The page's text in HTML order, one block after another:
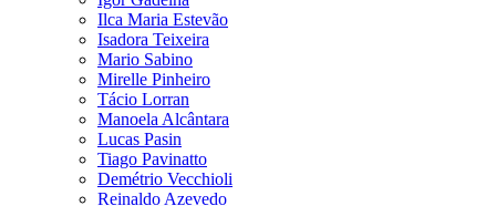
Ilca Maria Estevão
Isadora Teixeira
Mario Sabino
Mirelle Pinheiro
Tácio Lorran
Manoela Alcântara
Lucas Pasin
Tiago Pavinatto
Demétrio Vecchioli
Reinaldo Azevedo